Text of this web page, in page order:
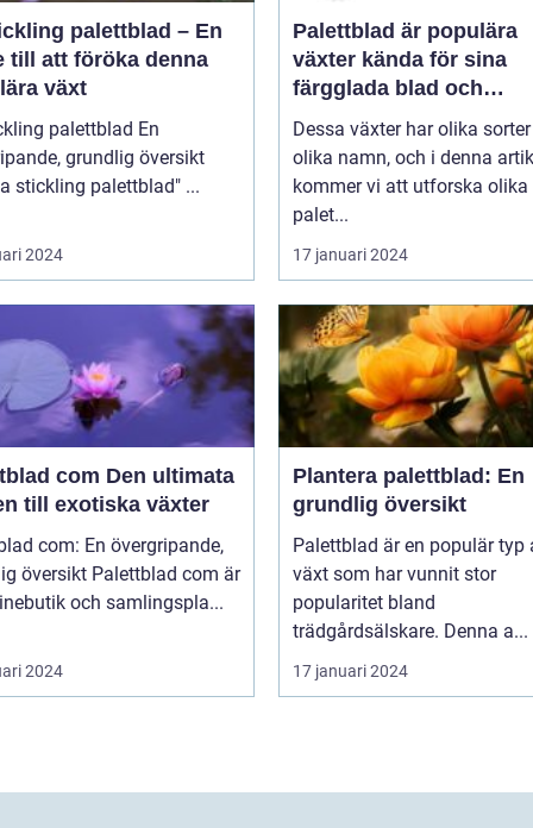
palettblad – En
till att föröka denna
växt
palettblad En
grundlig översikt
över "ta stickling palettblad" ...
2024
Palettblad är populära
växter kända för sina
färgglada blad och
dekorativa utseende
Dessa växter har olika
olika namn, och i denna
kommer vi att utforska olika
palet...
17 januari 2024
Den ultimata
till exotiska växter
com: En övergripande,
Palettblad com är
och samlingspla...
2024
Plantera palettblad: En
grundlig översikt
Palettblad är en populär typ
växt som har vunnit stor
popularitet bland
trädgårdsälskare. Denna a...
17 januari 2024